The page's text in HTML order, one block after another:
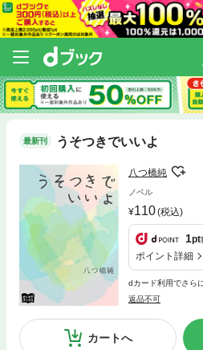
最新刊 うそつきでいいよ
八つ橋純
ノベル
110(税込)
1pt
ポイント詳細
dカード利用でさら
返品不可
カートへ